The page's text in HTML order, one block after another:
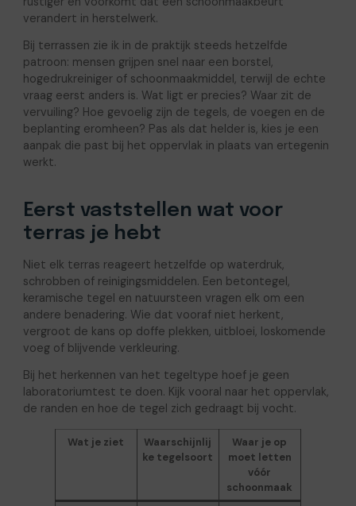
verandert in herstelwerk.
Bij terrassen zie ik in de praktijk steeds hetzelfde
patroon: mensen grijpen snel naar een borstel,
hogedrukreiniger of schoonmaakmiddel, terwijl de echte
vraag eerst anders is. Wat ligt er precies? Waar zit de
vervuiling? Hoe gevoelig zijn de tegels, de voegen en de
beplanting eromheen? Pas als dat helder is, kies je een
aanpak die past bij het oppervlak in plaats van ertegenin
werkt.
Eerst vaststellen wat voor
terras je hebt
Niet elk terras reageert hetzelfde op waterdruk,
schrobben of reinigingsmiddelen. Een betontegel,
keramische tegel en natuursteen vragen elk om een
andere benadering. Wie dat vooraf niet herkent,
vergroot de kans op doffe plekken, uitbloei, loskomende
voeg of blijvende verkleuring.
Bij het herkennen van het tegeltype hoef je geen
laboratoriumtest te doen. Kijk vooral naar het oppervlak,
de randen en hoe de tegel zich gedraagt bij vocht.
Wat je ziet
Waarschijnlij
ke tegelsoort
Waar je op
moet letten
vóór
schoonmaak